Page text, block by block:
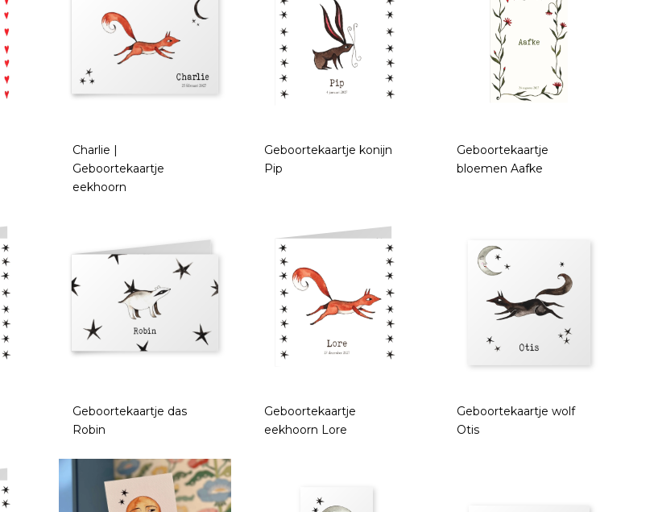
Charlie |
Geboortekaartje
eekhoorn
Geboortekaartje konijn
Pip
Geboortekaartje
bloemen Aafke
Geboortekaartje das
Robin
Geboortekaartje
eekhoorn Lore
Geboortekaartje wolf
Otis